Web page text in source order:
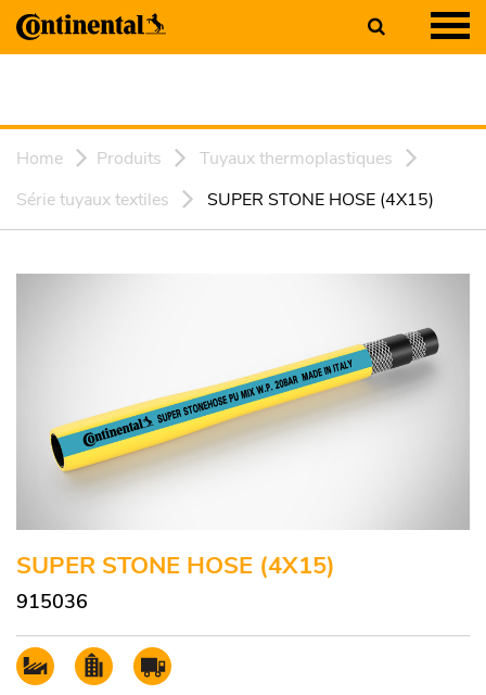
Home Produits
Tuyaux thermoplastiques
Série tuyaux textiles
SUPER STONE HOSE (4X15)
SUPER STONE HOSE (4X15)
915036